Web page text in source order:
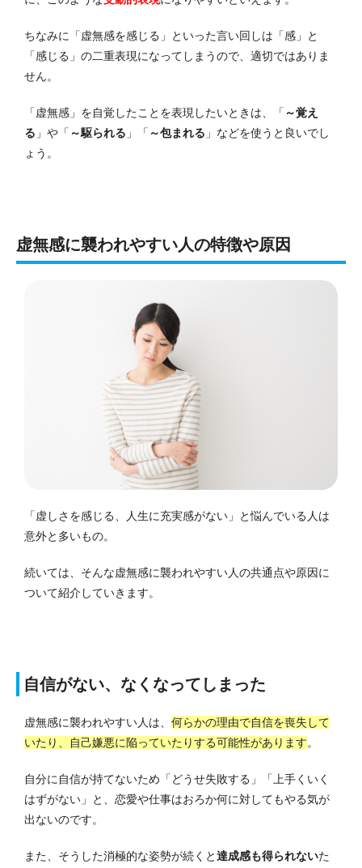
ちなみに「虚無感を感じる」といった言い回しは「感」と
「感じる」の二重表現になってしまうので、適切ではありま
せん。
「虚無感」を自覚したことを表現したいときは、「 ～覚え
る 」や「 ～駆られる 」「 ～包まれる 」などを使うと良いでし
ょう。
虚無感に襲われやすい人の特徴や原因
「虚しさを感じる、人生に充実感がない」と悩んでいる人は
意外と多いもの。
続いては、そんな虚無感に襲われやすい人の共通点や原因に
ついて紹介していきます。
自信がない、なくなってしまった
虚無感に襲われやすい人は、 何らかの理由で自信を喪失して
いたり、自己嫌悪に陥っていたりする可能性があります。
自分に自信が持てないため「どうせ失敗する」「上手くいく
はずがない」と、恋愛や仕事はおろか何に対してもやる気が
出ないのです。
また、そうした消極的な姿勢が続くと達成感も得られないた